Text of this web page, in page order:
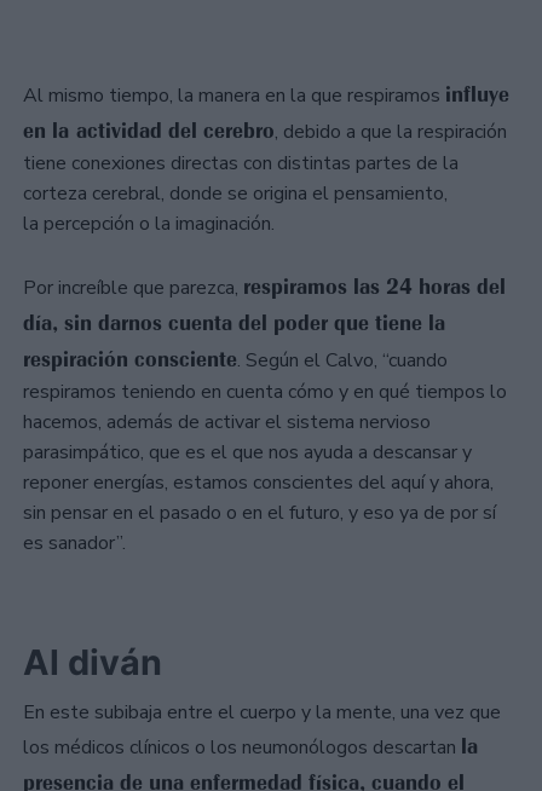
Al mismo tiempo, la manera en la que respiramos influye
en la actividad del cerebro, debido a que la respiración
tiene conexiones directas con distintas partes de la
corteza cerebral, donde se origina el pensamiento,
la percepción o la imaginación.
Por increíble que parezca, respiramos las 24 horas del
día, sin darnos cuenta del poder que tiene la
respiración consciente. Según el Calvo, “cuando
respiramos teniendo en cuenta cómo y en qué tiempos lo
hacemos, además de activar el sistema nervioso
parasimpático, que es el que nos ayuda a descansar y
reponer energías, estamos conscientes del aquí y ahora,
sin pensar en el pasado o en el futuro, y eso ya de por sí
es sanador”.
Al diván
En este subibaja entre el cuerpo y la mente, una vez que
los médicos clínicos o los neumonólogos descartan la
presencia de una enfermedad física, cuando el